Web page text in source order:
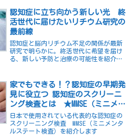
も学びます。
認知症に立ち向かう新しい光 終
活世代に届けたいリチウム研究の
最前線
認知症と脳内リチウム不足の関係が最新
研究で明らかに。終活世代に希望を届け
る、新しい予防と治療の可能性を紹介し
家でもできる！？認知症の早期発
見に役立つ 認知症のスクリーニ
ング検査とは ★MMSE（ミニメン
タルステート検査）篇
日本で使用されている代表的な認知症の
スクリーニング検査 MMSE（ミニメンタ
ルステート検査）を紹介します